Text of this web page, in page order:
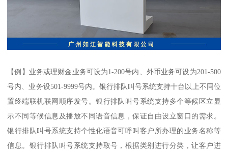
【例】业务或理财金业务可设为1-200号内、外币业务可设为201-500
号内、业务设501-9999号内。银行排队叫号系统支持十台以上不同位
置终端联机联网顺序发号。银行排队叫号系统支持多个等候区立显
示不同等候信息及播放不同语音信息，保证自由设立窗口的需求。
银行排队叫号系统支持个性化语音可呼叫客户所办理的业务名称等
信息。银行排队叫号系统支持取号，根据类别进行分类，让客户进